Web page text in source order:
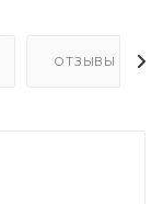
ОТЗЫВЫ